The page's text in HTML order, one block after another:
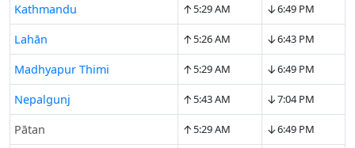
Kathmandu ↑5:29 AM ↓6:49 PM
Lahān ↑5:26 AM ↓6:43 PM
Madhyapur Thimi ↑5:29 AM ↓6:49 PM
Nepalgunj ↑5:43 AM ↓7:04 PM
Pātan ↑5:29 AM ↓6:49 PM